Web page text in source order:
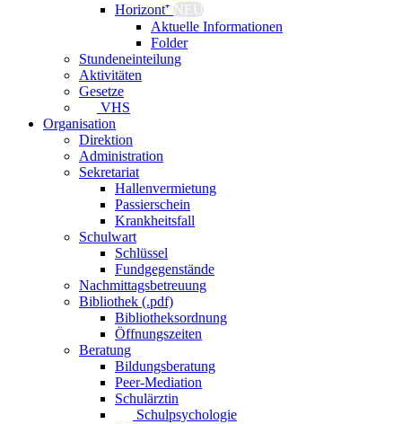
Horizont⁺ NEU
Aktuelle Informationen
Folder
Stundeneinteilung
Aktivitäten
Gesetze
VHS
Organisation
Direktion
Administration
Sekretariat
Hallenvermietung
Passierschein
Krankheitsfall
Schulwart
Schlüssel
Fundgegenstände
Nachmittagsbetreuung
Bibliothek (.pdf)
Bibliotheksordnung
Öffnungszeiten
Beratung
Bildungsberatung
Peer-Mediation
Schulärztin
Schulpsychologie